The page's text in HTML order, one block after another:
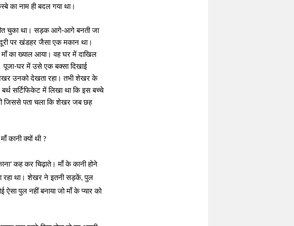
का नाम ही बदल गया था।
चुका था। सड़क आगे-आगे बनती जा
पर खंडहर जैसा एक मकान था।
का ख्याल आया। वह घर में दाखिल
घर में उसे एक बक्सा दिखाई
उनको देखता रहा। तभी शेखर के
सर्टिफिकेट में लिखा था कि इस बच्चे
जिससे पता चला कि शेखर जब छह
कानी क्यों थी ?
’कह कर चिढ़ाते। माँ के कानी होने
रहा था। शेखर ने इतनी सड़कें,पुल
पुल नहीं बनाया जो माँ के प्यार को